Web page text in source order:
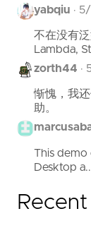
yabqiu ·
不在没有
Lambda,
zorth44 ·
惭愧，我
助。
This demo
Desktop